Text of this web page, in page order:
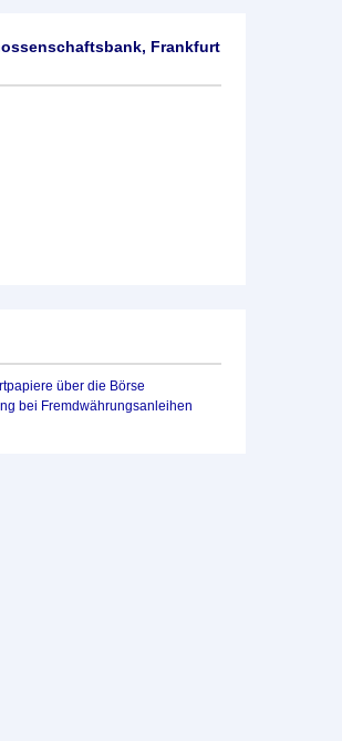
Frankfurt
über die Börse
bei Fremdwährungsanleihen